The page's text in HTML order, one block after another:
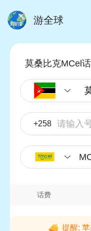
游全球
莫桑比克MCel
+258
话费
提醒: